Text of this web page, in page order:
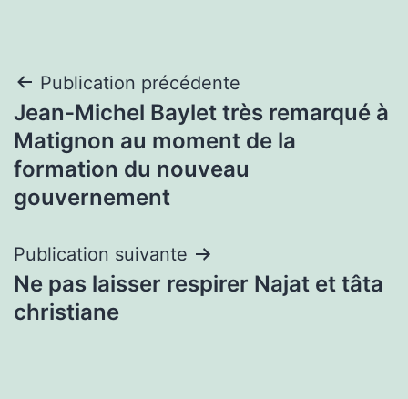
Navigation
de
l’article
Publication précédente
Jean-Michel Baylet très remarqué à
Matignon au moment de la
formation du nouveau
gouvernement
Publication suivante
Ne pas laisser respirer Najat et tâta
christiane